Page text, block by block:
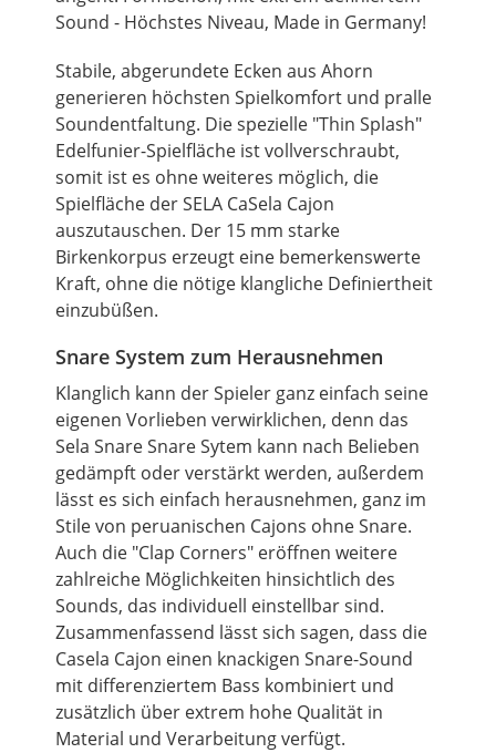
Sound - Höchstes Niveau, Made in Germany!
Stabile, abgerundete Ecken aus Ahorn
generieren höchsten Spielkomfort und pralle
Soundentfaltung. Die spezielle "Thin Splash"
Edelfunier-Spielfläche ist vollverschraubt,
somit ist es ohne weiteres möglich, die
Spielfläche der SELA CaSela Cajon
auszutauschen. Der 15 mm starke
Birkenkorpus erzeugt eine bemerkenswerte
Kraft, ohne die nötige klangliche Definiertheit
einzubüßen.
Snare System zum Herausnehmen
Klanglich kann der Spieler ganz einfach seine
eigenen Vorlieben verwirklichen, denn das
Sela Snare Snare Sytem kann nach Belieben
gedämpft oder verstärkt werden, außerdem
lässt es sich einfach herausnehmen, ganz im
Stile von peruanischen Cajons ohne Snare.
Auch die "Clap Corners" eröffnen weitere
zahlreiche Möglichkeiten hinsichtlich des
Sounds, das individuell einstellbar sind.
Zusammenfassend lässt sich sagen, dass die
Casela Cajon einen knackigen Snare-Sound
mit differenziertem Bass kombiniert und
zusätzlich über extrem hohe Qualität in
Material und Verarbeitung verfügt.